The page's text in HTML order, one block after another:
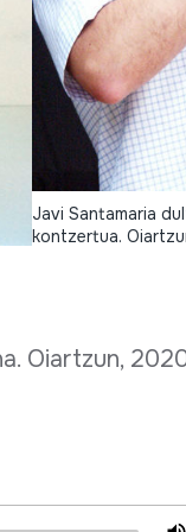
Javi Santamaria
kontzertua.
Oiartzun,